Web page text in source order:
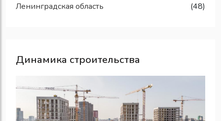
Ленинградская область (48)
Динамика строительства